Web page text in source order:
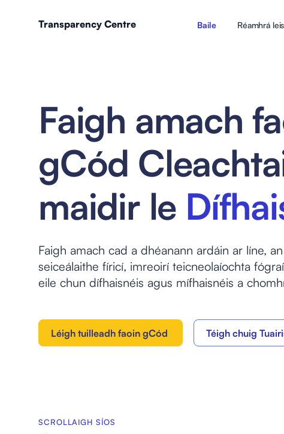
Transparency Centre Baile Réamhrá
Faigh amach
gCód
maidir le
Faigh amach cad a dhéanann ardáin ar líne,
seiceálaithe fíricí, imreoirí teicneolaíochta
eile chun dífhaisnéis agus mífhaisnéis a
Léigh tuilleadh faoin gCód Téigh chuig
SCROLLAIGH SÍOS